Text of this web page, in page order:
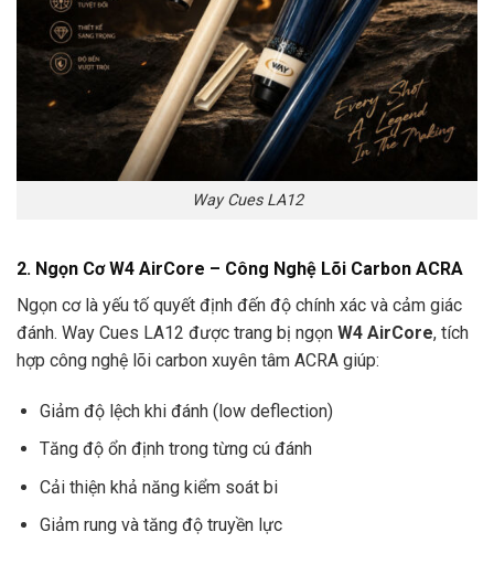
Way Cues LA12
2. Ngọn Cơ W4 AirCore – Công Nghệ Lõi Carbon ACRA
Ngọn cơ là yếu tố quyết định đến độ chính xác và cảm giác
đánh. Way Cues LA12 được trang bị ngọn W4 AirCore, tích
hợp công nghệ lõi carbon xuyên tâm ACRA giúp:
Giảm độ lệch khi đánh (low deflection)
Tăng độ ổn định trong từng cú đánh
Cải thiện khả năng kiểm soát bi
Giảm rung và tăng độ truyền lực